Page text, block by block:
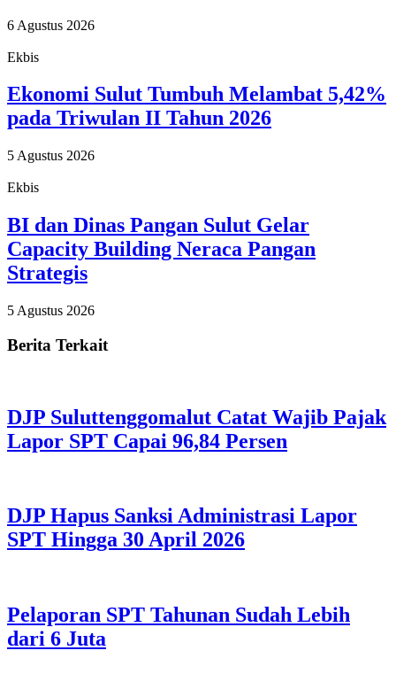
6 Agustus 2026
Ekbis
Ekonomi Sulut Tumbuh Melambat 5,42%
pada Triwulan II Tahun 2026
5 Agustus 2026
Ekbis
BI dan Dinas Pangan Sulut Gelar
Capacity Building Neraca Pangan
Strategis
5 Agustus 2026
Berita Terkait
DJP Suluttenggomalut Catat Wajib Pajak
Lapor SPT Capai 96,84 Persen
DJP Hapus Sanksi Administrasi Lapor
SPT Hingga 30 April 2026
Pelaporan SPT Tahunan Sudah Lebih
dari 6 Juta